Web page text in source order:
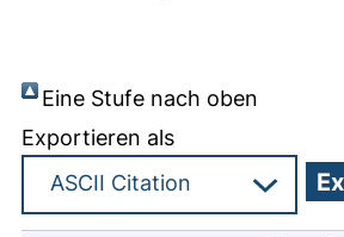
Eine Stufe nach oben
Exportieren als